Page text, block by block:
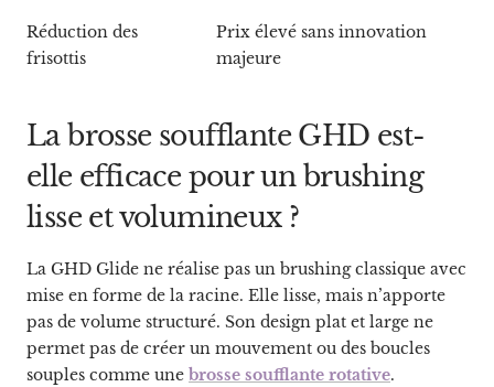
Réduction des
frisottis
Prix élevé sans innovation
majeure
La brosse soufflante GHD est-
elle efficace pour un brushing
lisse et volumineux ?
La GHD Glide ne réalise pas un brushing classique avec
mise en forme de la racine. Elle lisse, mais n’apporte
pas de volume structuré. Son design plat et large ne
permet pas de créer un mouvement ou des boucles
souples comme une brosse soufflante rotative.